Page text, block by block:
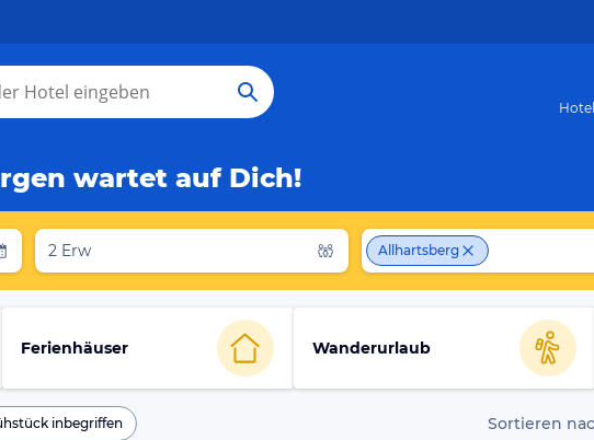
wartet auf Dich!
2 Erw Allhartsberg
Ferienhäuser Wanderurlaub
inbegriffen Sortieren